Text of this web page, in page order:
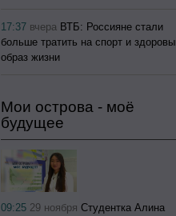
17:37 вчера ВТБ: Россияне стали
больше тратить на спорт и
образ жизни
Мои острова - моё
будущее
09:25 29 ноября Студентка Алина